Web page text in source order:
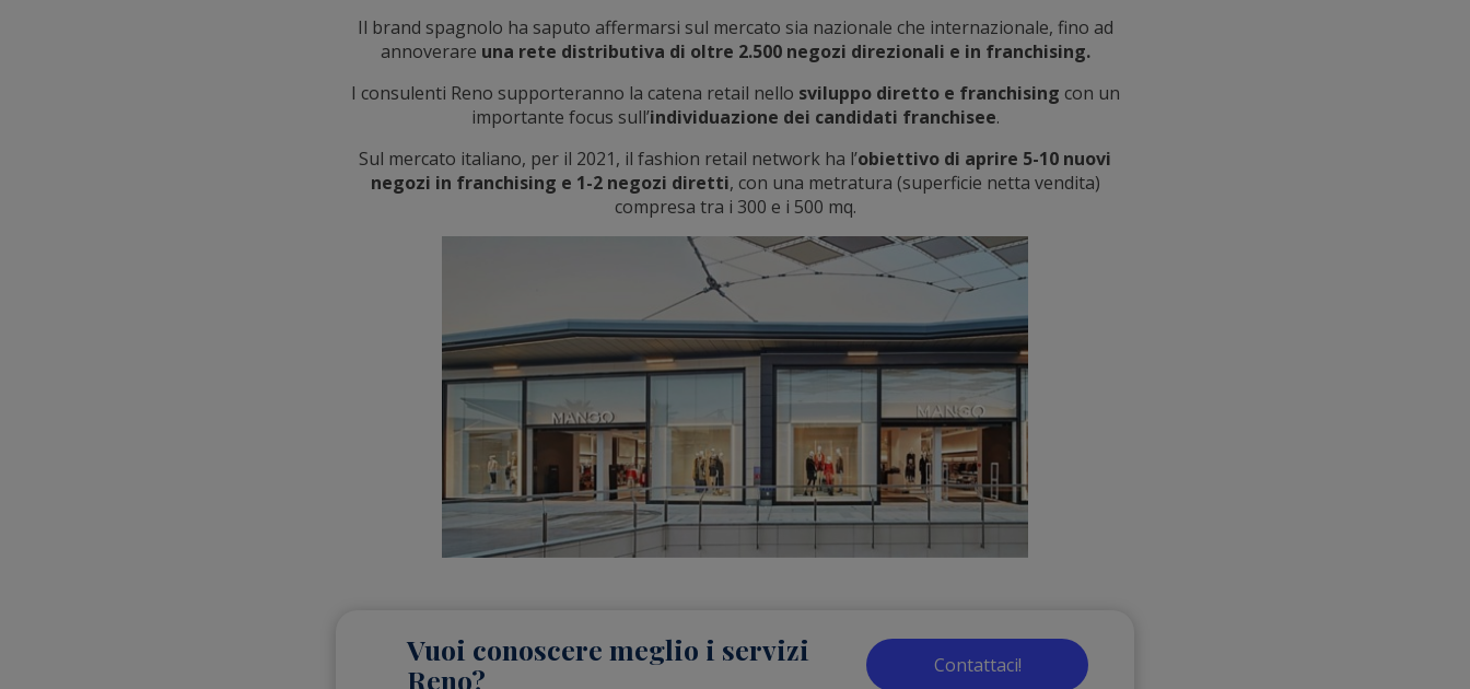
Il brand spagnolo ha saputo affermarsi sul mercato sia nazionale che internazionale, fino ad
annoverare una rete distributiva di oltre 2.500 negozi direzionali e in franchising.
I consulenti Reno supporteranno la catena retail nello sviluppo diretto e franchising con un
importante focus sull’individuazione dei candidati franchisee.
Sul mercato italiano, per il 2021, il fashion retail network ha l’obiettivo di aprire 5-10 nuovi
negozi in franchising e 1-2 negozi diretti, con una metratura (superficie netta vendita)
compresa tra i 300 e i 500 mq.
Vuoi conoscere meglio i servizi
Reno?
Contattaci!